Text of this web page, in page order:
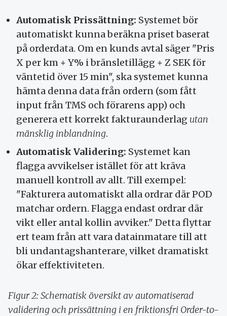
Automatisk Prissättning: Systemet bör
automatiskt kunna beräkna priset baserat
på orderdata. Om en kunds avtal säger "Pris
X per km + Y% i bränsletillägg + Z SEK för
väntetid över 15 min", ska systemet kunna
hämta denna data från ordern (som fått
input från TMS och förarens app) och
generera ett korrekt fakturaunderlag utan
mänsklig inblandning.
Automatisk Validering: Systemet kan
flagga avvikelser istället för att kräva
manuell kontroll av allt. Till exempel:
"Fakturera automatiskt alla ordrar där POD
matchar ordern. Flagga endast ordrar där
vikt eller antal kollin avviker." Detta flyttar
ert team från att vara datainmatare till att
bli undantagshanterare, vilket dramatiskt
ökar effektiviteten.
Figur 2: Schematisk översikt av automatiserad
validering och prissättning i en friktionsfri Order-to-